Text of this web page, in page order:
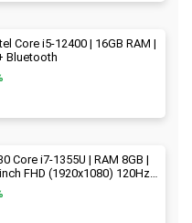
Core i5-12400 | 16GB RAM |
| Wifi + Bluetooth
Core i7-1355U | RAM 8GB |
FHD (1920x1080) 120Hz